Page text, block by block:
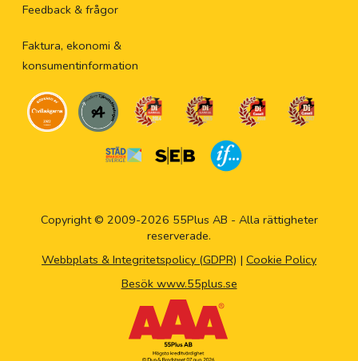
Feedback & frågor
Faktura, ekonomi &
konsumentinformation
Copyright © 2009-2026 55Plus AB - Alla rättigheter
reserverade.
Webbplats & Integritetspolicy (GDPR) | Cookie Policy
Besök www.55plus.se